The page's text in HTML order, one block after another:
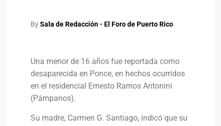
BySala de Redacción - El Foro de Puerto Rico
Una menor de 16 años fue reportada como
desaparecida en Ponce, en hechos ocurridos
en el residencial Ernesto Ramos Antonini
(Pámpanos).
Su madre, Carmen G. Santiago, indicó que su